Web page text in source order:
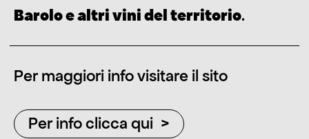
Barolo e altri vini del territorio.
Per maggiori info visitare il sito
Per info clicca qui